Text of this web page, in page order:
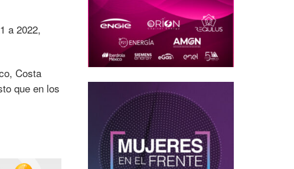
a 2022,
Costa
que en los